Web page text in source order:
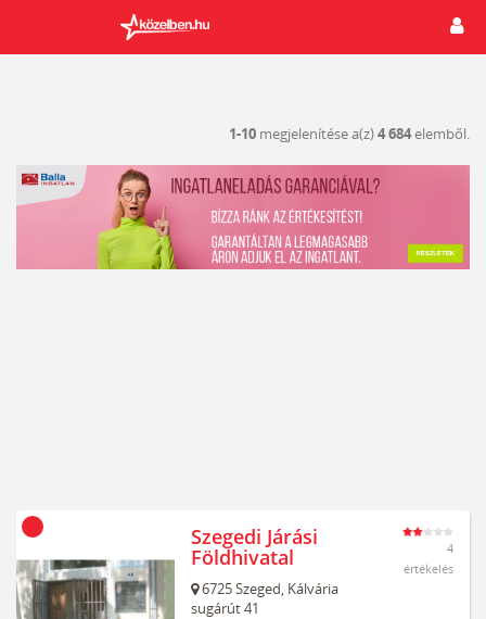
1-10 megjelenítése a(z)4 684elemből.
Szegedi Járási
Földhivatal
6725Szeged, Kálvária
sugárút 41
4
értékelés